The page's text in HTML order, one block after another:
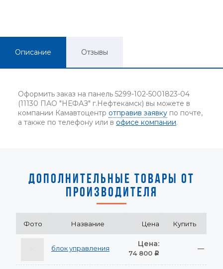
Описание Отзывы
Оформить заказ на панель 5299-102-5001823-04
(11130 ПАО "НЕФАЗ" г.Нефтекамск) вы можете в
компании Камавтоцентр отправив заявку по почте,
а также по телефону или в офисе компании.
ДОПОЛНИТЕЛЬНЫЕ ТОВАРЫ ОТ
ПРОИЗВОДИТЕЛЯ
Фото Название Цена Купить
блок управления Цена:
74 800 Р
—